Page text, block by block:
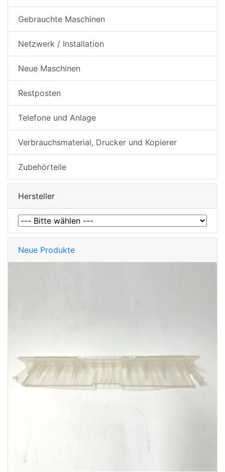
Gebrauchte Maschinen
Netzwerk / Installation
Neue Maschinen
Restposten
Telefone und Anlage
Verbrauchsmaterial, Drucker und Kopierer
Zubehörteile
Hersteller
Neue Produkte